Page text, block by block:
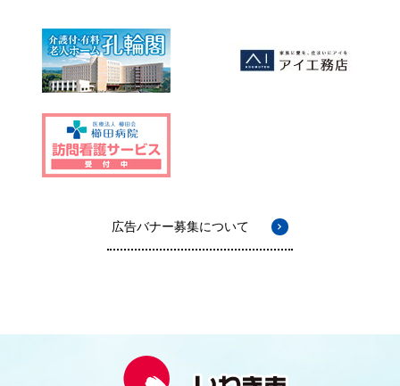
広告バナー募集について